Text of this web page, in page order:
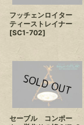
フッチェンロイター
ティーストレイナー
[SC1-702]
セーブル コンポー